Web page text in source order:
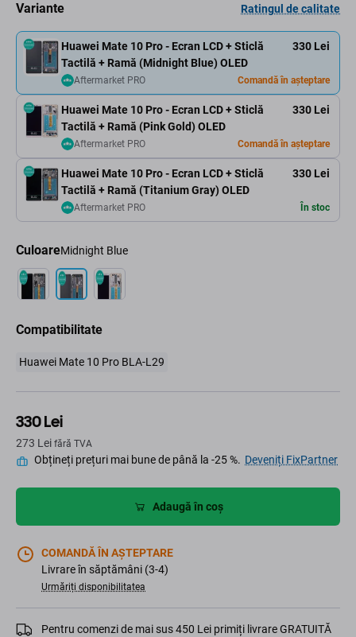
Variante Ratingul de calitate
Huawei Mate 10 Pro - Ecran LCD + Sticlă
Tactilă + Ramă (Pink Gold) OLED
330 Lei
Aftermarket PRO Comandă în așteptare
Huawei Mate 10 Pro - Ecran LCD + Sticlă
Tactilă + Ramă (Midnight Blue) OLED
330 Lei
Aftermarket PRO Comandă în așteptare
Huawei Mate 10 Pro - Ecran LCD + Sticlă
Tactilă + Ramă (Titanium Gray) OLED
330 Lei
Aftermarket PRO În stoc
CuloareMidnight Blue
Compatibilitate
Huawei Mate 10 Pro BLA-L29
330 Lei
273 Lei fără TVA
Obțineți prețuri mai bune de până la -25 %. Deveniți FixPartner
Adaugă în coș
COMANDĂ ÎN AȘTEPTARE
Livrare în săptămâni (3-4)
Urmăriți disponibilitatea
Pentru comenzi de mai sus 450 Lei primiți livrare GRATUITĂ